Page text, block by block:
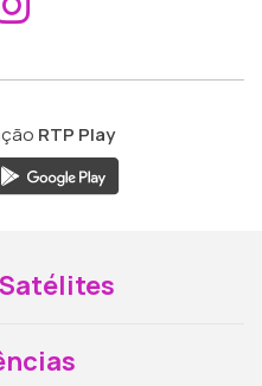
RTP Play